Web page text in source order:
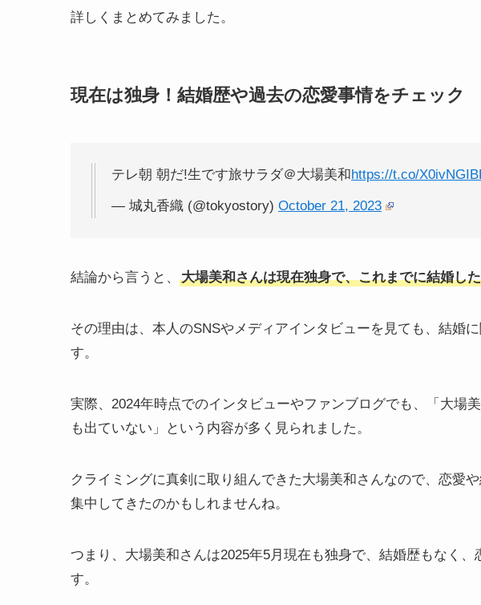
詳しくまとめてみました。
現在は独身！結婚歴や過去の恋愛事情をチェック
テレ朝 朝だ!生です旅サラダ＠大場美和 https://t.co/
— 城丸香織 (@tokyostory) October 21, 2023
結論から言うと、 大場美和さんは現在独身で、これまでに結婚し
その理由は、本人のSNSやメディアインタビューを見ても、結婚
す。
実際、2024年時点でのインタビューやファンブログでも、「大場
も出ていない」という内容が多く見られました。
クライミングに真剣に取り組んできた大場美和さんなので、恋愛
集中してきたのかもしれませんね。
つまり、大場美和さんは2025年5月現在も独身で、結婚歴もなく
す。